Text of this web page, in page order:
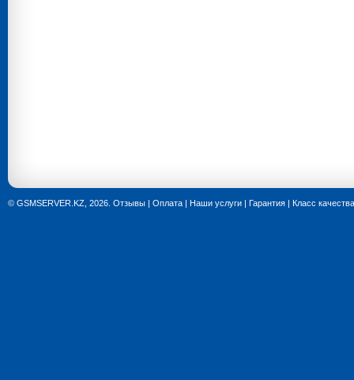
© GSMSERVER.KZ, 2026. Отзывы | Оплата | Наши услуги | Гарантия | Класс качества